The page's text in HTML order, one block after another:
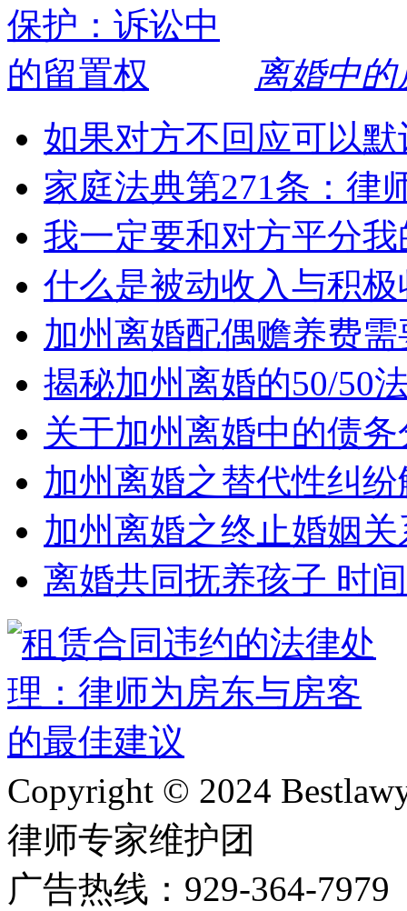
离婚中
如果对方不回应可以
家庭法典第271条：律
我一定要和对方平分
什么是被动收入与积
加州离婚配偶赡养费
揭秘加州离婚的50/50
关于加州离婚中的债
加州离婚之替代性纠
加州离婚之终止婚姻关
离婚共同抚养孩子 时
Copyright © 2024
律师专家维护团
广告热线：929-364-